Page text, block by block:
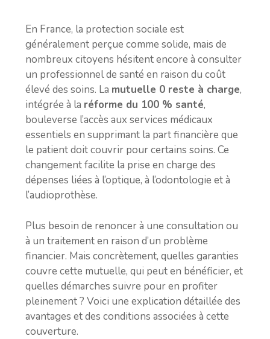
En France, la protection sociale est
généralement perçue comme solide, mais de
nombreux citoyens hésitent encore à consulter
un professionnel de santé en raison du coût
élevé des soins. La mutuelle 0 reste à charge,
intégrée à la réforme du 100 % santé,
bouleverse l’accès aux services médicaux
essentiels en supprimant la part financière que
le patient doit couvrir pour certains soins. Ce
changement facilite la prise en charge des
dépenses liées à l’optique, à l’odontologie et à
l’audioprothèse.
Plus besoin de renoncer à une consultation ou
à un traitement en raison d’un problème
financier. Mais concrètement, quelles garanties
couvre cette mutuelle, qui peut en bénéficier, et
quelles démarches suivre pour en profiter
pleinement ? Voici une explication détaillée des
avantages et des conditions associées à cette
couverture.